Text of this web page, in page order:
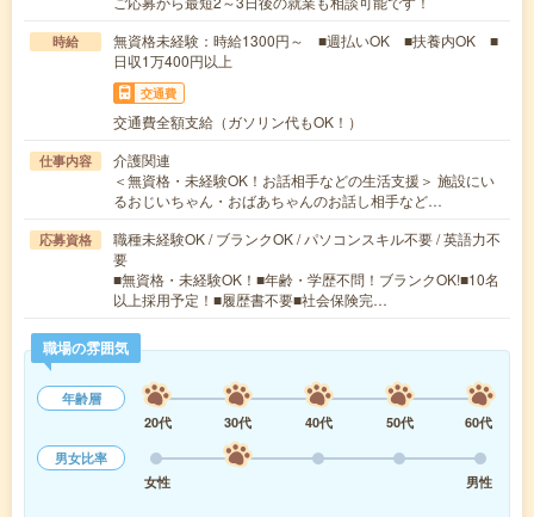
時給
無資格未経験：時給1300円～ ■週払いOK ■扶養内OK ■
日収1万400円以上
交通費
交通費全額支給（ガソリン代もOK！）
仕事内容
介護関連
＜無資格・未経験OK！お話相手などの生活支援＞ 施設にい
るおじいちゃん・おばあちゃんのお話し相手など…
応募資格
職種未経験OK / ブランクOK / パソコンスキル不要 / 英語力不
要
■無資格・未経験OK！■年齢・学歴不問！ブランクOK!■10名
以上採用予定！■履歴書不要■社会保険完…
職場の雰囲気
年齢層
20代
30代 40代 50代
60代
男女比率
女性
男性